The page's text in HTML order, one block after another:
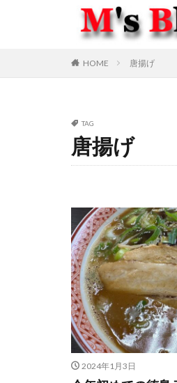
HOME 唐揚げ
TAG
唐揚げ
2024年1月3日